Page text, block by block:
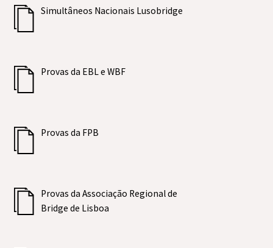
Simultâneos Nacionais Lusobridge
Provas da EBL e WBF
Provas da FPB
Provas da Associação Regional de
Bridge de Lisboa